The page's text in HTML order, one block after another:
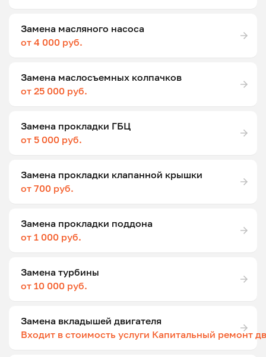
Замена масляного насоса
от 4 000 руб.
Замена маслосъемных колпачков
от 25 000 руб.
Замена прокладки ГБЦ
от 5 000 руб.
Замена прокладки клапанной крышки
от 700 руб.
Замена прокладки поддона
от 1 000 руб.
Замена турбины
от 10 000 руб.
Замена вкладышей двигателя
Входит в стоимость услуги Капитальный ремонт